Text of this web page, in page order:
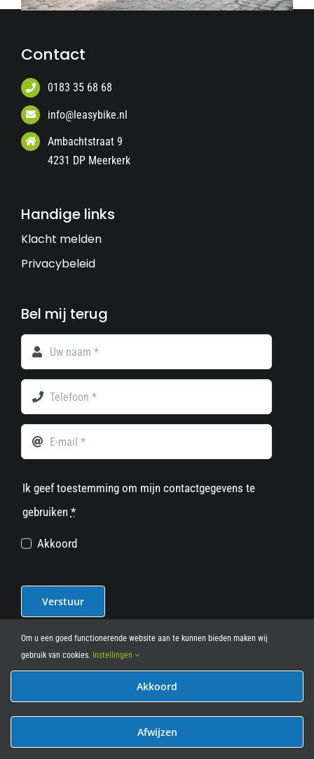
Contact
0183 35 68 68
info@leasybike.nl
Ambachtstraat 9
4231 DP Meerkerk
Handige links
Klacht melden
Privacybeleid
Bel mij terug
Ik geef toestemming om mijn contactgegevens te
gebruiken *
Akkoord
Verstuur
© 2012 - 2026• Leasy Bike • All Rights Reserved • powered
Om u een goed functionerende website aan te kunnen bieden maken wij
gebruik van cookies. Instellingen
Akkoord
Afwijzen